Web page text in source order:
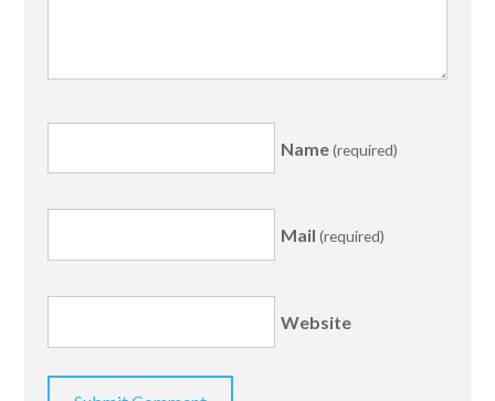
Name(required)
Mail (required)
Website